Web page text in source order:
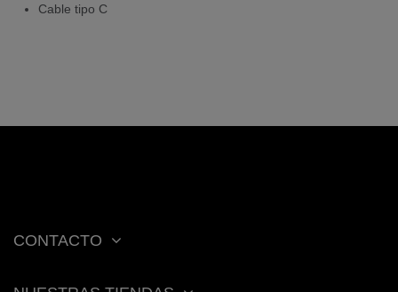
Cable tipo C
CONTACTO